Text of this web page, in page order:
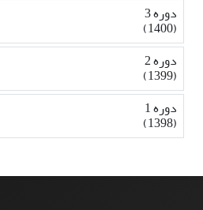
دوره 3
(1400)
دوره 2
(1399)
دوره 1
(1398)